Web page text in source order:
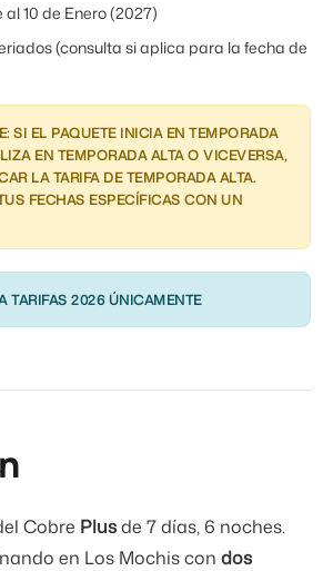
al 10 de Enero (2027)
(consulta si aplica para la fecha de
SI EL PAQUETE INICIA EN TEMPORADA
EN TEMPORADA ALTA O VICEVERSA,
LA TARIFA DE TEMPORADA ALTA.
FECHAS ESPECÍFICAS CON UN
TARIFAS 2026 ÚNICAMENTE
Cobre Plusde 7 días, 6 noches.
en Los Mochis con dos